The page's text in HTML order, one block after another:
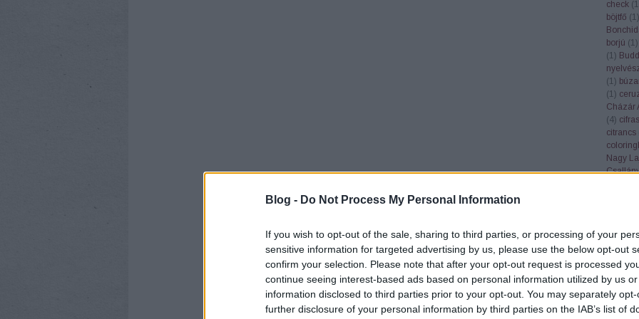
Blog - Do Not Process My Personal Information
If you wish to opt-out of the sale, sharing to third parties, or processing of your
sensitive information for targeted advertising by us, please use the below opt-out
confirm your selection. Please note that after your opt-out request is processed
continue seeing interest-based ads based on personal information utilized by us
information disclosed to third parties prior to your opt-out. You may separately
further disclosure of your personal information by third parties on the IAB’s list of
check (1
böjtfő (1)
borjú (1)
(1)
(1)
(1)
Cházár
(4)
citrancs
Nagy
csiperke
Csúcs
Győző